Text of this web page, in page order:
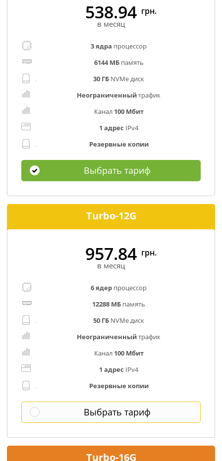
538.94 грн.
в месяц
3 ядра процессор
6144 МБпамять
30 ГБ NVMe диск
Неограниченныйтрафик
Канал 100 Мбит
1 адрес IPv4
Резервные копии
Выбрать тариф
Turbo-12G
957.84 грн.
в месяц
6 ядер процессор
12288 МБ память
50 ГБ NVMe диск
Неограниченныйтрафик
Канал 100 Мбит
1 адрес IPv4
Резервные копии
Выбрать тариф
Turbo-16G